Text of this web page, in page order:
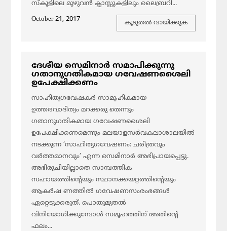
സ്‌കൂളിലെ മുഴുവന്‍ ക്ലാസ്സുകളിലും ലൈബ്രറി...
October 21, 2017
കൂടുതല്‍ വായിക്കുക
ദേശീയ സെമിനാര്‍ സമാപിക്കുന്നു
ഗതാനുഗതികമായ ഗവേഷണശൈലി
ഉപേക്ഷിക്കണം
സാഹിത്യഗവേഷകര്‍ സാമൂഹികമായ
ഉത്തരവാദിത്വം മറക്കരു തെന്നും
ഗതാനുഗതികമായ ഗവേഷണശൈലി
ഉപേക്ഷിക്കണമെന്നും മലയാളസര്‍വകലാശാലയില്‍
നടക്കുന്ന ‘സാഹിത്യഗവേഷണം: ചരിത്രവും
വര്‍ത്തമാനവും’ എന്ന സെമിനാര്‍ അഭിപ്രായപ്പെട്ടു.
അഭിരുചിയില്ലാതെ സാമ്പത്തിക
സഹായത്തിന്റെയും സ്ഥാനക്കയറ്റത്തിന്റെയും
ആകര്‍ഷ ണത്തില്‍ ഗവേഷണസംരംഭങ്ങള്‍
ഏറ്റെടുക്കരുത്. പൊതുമുതല്‍
വിനിയോഗിക്കുമ്പോള്‍ സമൂഹത്തിന് അതിന്റെ
ഫലം...